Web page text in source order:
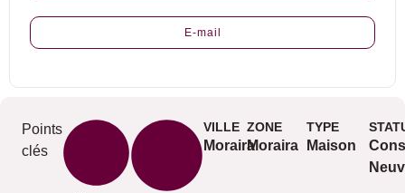
E-mail
Points
clés
VILLE
Moraira
ZONE
Moraira
TYPE
Maison